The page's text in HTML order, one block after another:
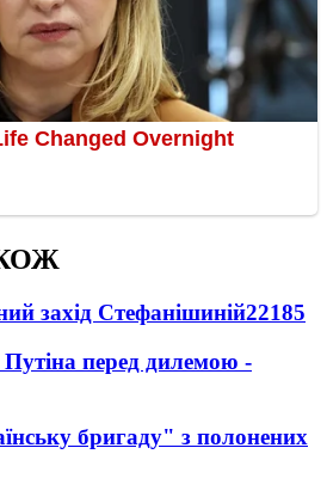
захід Стефанішиній22185
перед дилемою -
бригаду" з полонених